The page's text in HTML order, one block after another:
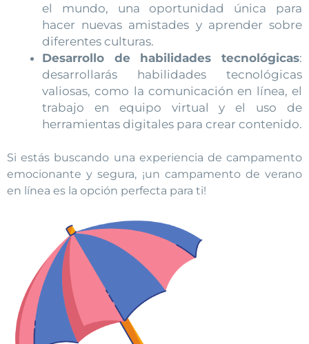
el mundo, una oportunidad única para
hacer nuevas amistades y aprender sobre
diferentes culturas.
Desarrollo de habilidades tecnológicas:
desarrollarás habilidades tecnológicas
valiosas, como la comunicación en línea, el
trabajo en equipo virtual y el uso de
herramientas digitales para crear contenido.
Si estás buscando una experiencia de campamento
emocionante y segura, ¡un campamento de verano
en línea es la opción perfecta para ti!